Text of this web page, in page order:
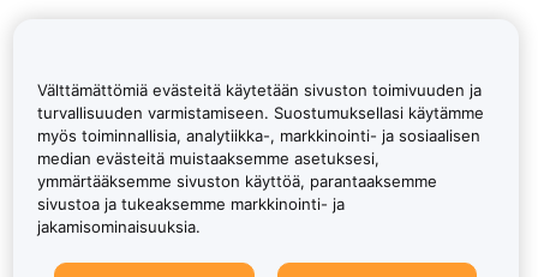
Välttämättömiä evästeitä käytetään sivuston toimivuuden ja
turvallisuuden varmistamiseen. Suostumuksellasi käytämme
myös toiminnallisia, analytiikka-, markkinointi- ja sosiaalisen
median evästeitä muistaaksemme asetuksesi,
ymmärtääksemme sivuston käyttöä, parantaaksemme
sivustoa ja tukeaksemme markkinointi- ja
jakamisominaisuuksia.